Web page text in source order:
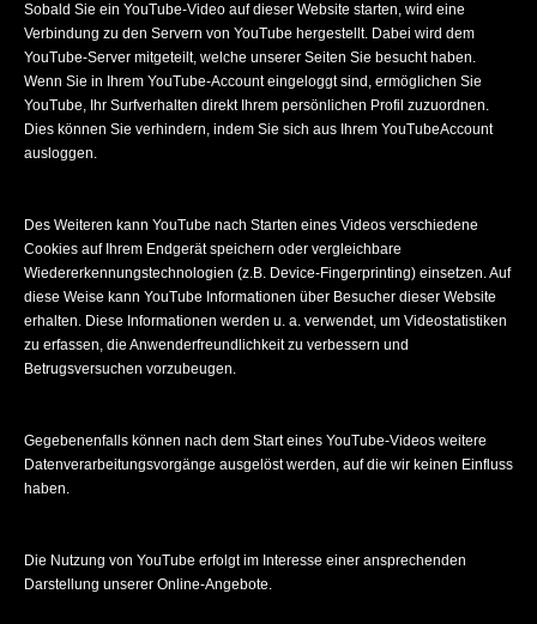
Sobald Sie ein YouTube-Video auf dieser Website starten, wird eine
Verbindung zu den Servern von YouTube hergestellt. Dabei wird dem
YouTube-Server mitgeteilt, welche unserer Seiten Sie besucht haben.
Wenn Sie in Ihrem YouTube-Account eingeloggt sind, ermöglichen Sie
YouTube, Ihr Surfverhalten direkt Ihrem persönlichen Profil zuzuordnen.
Dies können Sie verhindern, indem Sie sich aus Ihrem YouTubeAccount
ausloggen.
Des Weiteren kann YouTube nach Starten eines Videos verschiedene
Cookies auf Ihrem Endgerät speichern oder vergleichbare
Wiedererkennungstechnologien (z.B. Device-Fingerprinting) einsetzen. Auf
diese Weise kann YouTube Informationen über Besucher dieser Website
erhalten. Diese Informationen werden u. a. verwendet, um Videostatistiken
zu erfassen, die Anwenderfreundlichkeit zu verbessern und
Betrugsversuchen vorzubeugen.
Gegebenenfalls können nach dem Start eines YouTube-Videos weitere
Datenverarbeitungsvorgänge ausgelöst werden, auf die wir keinen Einfluss
haben.
Die Nutzung von YouTube erfolgt im Interesse einer ansprechenden
Darstellung unserer Online-Angebote.